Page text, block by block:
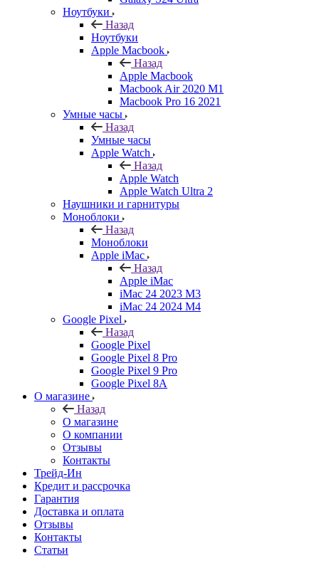
Ноутбуки
Назад
Ноутбуки
Apple Macbook
Назад
Apple Macbook
Macbook Air 2020 M1
Macbook Pro 16 2021
Умные часы
Назад
Умные часы
Apple Watch
Назад
Apple Watch
Apple Watch Ultra 2
Наушники и гарнитуры
Моноблоки
Назад
Моноблоки
Apple iMac
Назад
Apple iMac
iMac 24 2023 M3
iMac 24 2024 M4
Google Pixel
Назад
Google Pixel
Google Pixel 8 Pro
Google Pixel 9 Pro
Google Pixel 8A
О магазине
Назад
О магазине
О компании
Отзывы
Контакты
Трейд-Ин
Кредит и рассрочка
Гарантия
Доставка и оплата
Отзывы
Контакты
Статьи